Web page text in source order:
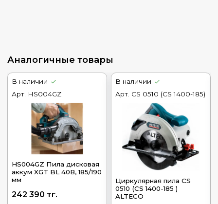
Аналогичные товары
В наличии
Арт. HS004GZ
HS004GZ Пила дисковая
аккум XGT BL 40В, 185/190
мм
242 390 тг.
В наличии
Арт. CS 0510 (CS 1400-185)
Циркулярная пила CS
0510 (CS 1400-185 )
ALTECO